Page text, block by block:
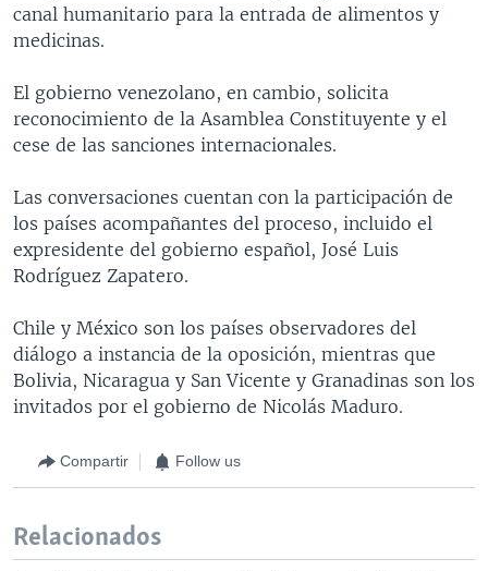
canal humanitario para la entrada de alimentos y
medicinas.
El gobierno venezolano, en cambio, solicita
reconocimiento de la Asamblea Constituyente y el
cese de las sanciones internacionales.
Las conversaciones cuentan con la participación de
los países acompañantes del proceso, incluido el
expresidente del gobierno español, José Luis
Rodríguez Zapatero.
Chile y México son los países observadores del
diálogo a instancia de la oposición, mientras que
Bolivia, Nicaragua y San Vicente y Granadinas son los
invitados por el gobierno de Nicolás Maduro.
Compartir Follow us
Relacionados